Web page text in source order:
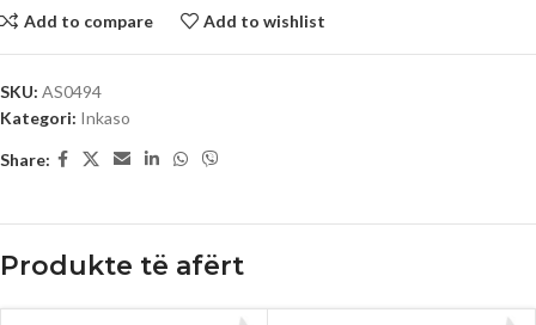
Add to compare Add to wishlist
SKU: AS0494
Kategori: Inkaso
Share:
Produkte të afërt